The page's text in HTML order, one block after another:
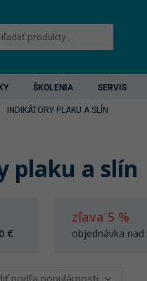
ŠKOLENIA SERVIS
INDIKÁTORY PLAKU A SLÍN
plaku a slín
€
zľava 5 %
objednávka nad